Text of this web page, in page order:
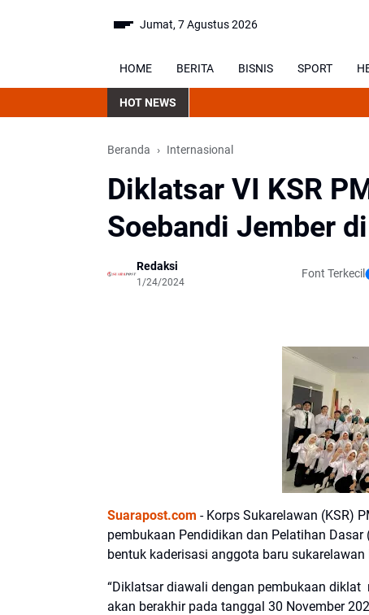
Jumat, 7 Agustus 2026
HOME BERITA BISNIS SPORT
HOT NEWS
Beranda Internasional
Diklatsar VI KSR
Soebandi Jember
Redaksi
1/24/2024
Font Terkecil
Suarapost.com - Korps Sukarelawan (KSR)
pembukaan Pendidikan dan Pelatihan
bentuk kaderisasi anggota baru
“Diklatsar diawali dengan pembukaan diklat
akan berakhir pada tanggal 30 November